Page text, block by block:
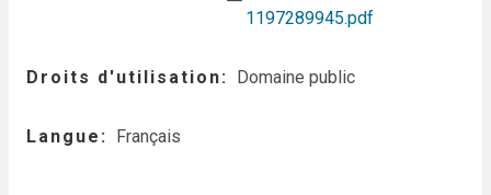
1197289945.pdf
Droits d'utilisation Domaine public
Langue Français